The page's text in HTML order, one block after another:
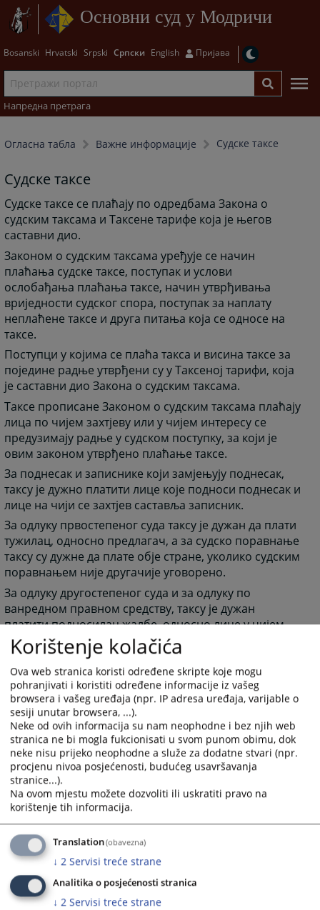
Основни суд у Модричи
Bosanski Hrvatski Srpski Српски English Пријава
Напредна претрага
Огласна табла Важне информације Судске таксе
Судске таксе
Судске таксе се плаћају по одредбама Закона о
судским таксама и Таксене тарифе која је његов
саставни дио.
Законом о судским таксама уређује се начин
плаћања судске таксе, поступак и услови
ослобађања плаћања таксе, начин утврђивања
вриједности судског спора, поступак за наплату
неплаћене таксе и друга питања која се односе на
таксе.
Поступци у којима се плаћа такса и висина таксе за
поједине радње утврђени су у Таксеној тарифи, која
је саставни дио Закона о судским таксама.
Таксе прописане Законом о судским таксама плаћају
лица по чијем захтјеву или у чијем интересу се
предузимају радње у судском поступку, за који је
овим законом утврђено плаћање таксе.
За поднесак и записнике који замјењују поднесак,
таксу је дужно платити лице које подноси поднесак и
лице на чији се захтјев саставља записник.
За одлуку првостепеног суда таксу је дужан да плати
тужилац, односно предлагач, а за судско поравнање
таксу су дужне да плате обје стране, уколико судским
поравнањем није другачије уговорено.
За одлуку другостепеног суда и за одлуку по
ванредном правном средству, таксу је дужан
платити подносилац жалбе, односно лице у чијем
интересу је покренту поступак по ванредном
правном средству.
Када су у складу са одредбама Закона о судским
таксама таксу дужна да плате два или више лица
заједно, њихова обавеза је солидарна.
1805ПРЕГЛЕДА
Линкови
Izračunajte vrijednost sudske takse za vaš predmet
Korištenje kolačića
Ova web stranica koristi određene skripte koje mogu
pohranjivati i koristiti određene informacije iz vašeg
browsera i vašeg uređaja (npr. IP adresa uređaja, varijable o
sesiji unutar browsera, ...).
Neke od ovih informacija su nam neophodne i bez njih web
stranica ne bi mogla fukcionisati u svom punom obimu, dok
neke nisu prijeko neophodne a služe za dodatne stvari (npr.
procjenu nivoa posjećenosti, budućeg usavršavanja
stranice...).
Na ovom mjestu možete dozvoliti ili uskratiti pravo na
korištenje tih informacija.
Translation(obavezna)
↓ 2 Servisi treće strane
Analitika o posjećenosti stranica
↓ 2 Servisi treće strane